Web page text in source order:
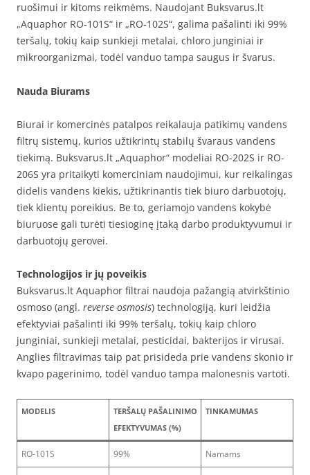
ruošimui ir kitoms reikmėms. Naudojant Buksvarus.lt
„Aquaphor RO-101S“ ir „RO-102S“, galima pašalinti iki 99%
teršalų, tokių kaip sunkieji metalai, chloro junginiai ir
mikroorganizmai, todėl vanduo tampa saugus ir švarus.
Nauda Biurams
Biurai ir komercinės patalpos reikalauja patikimų vandens
filtrų sistemų, kurios užtikrintų stabilų švaraus vandens
tiekimą. Buksvarus.lt „Aquaphor“ modeliai RO-202S ir RO-
206S yra pritaikyti komerciniam naudojimui, kur reikalingas
didelis vandens kiekis, užtikrinantis tiek biuro darbuotojų,
tiek klientų poreikius. Be to, geriamojo vandens kokybė
biuruose gali turėti tiesioginę įtaką darbo produktyvumui ir
darbuotojų gerovei.
Technologijos ir jų poveikis
Buksvarus.lt Aquaphor filtrai naudoja pažangią atvirkštinio
osmoso (angl. reverse osmosis) technologiją, kuri leidžia
efektyviai pašalinti iki 99% teršalų, tokių kaip chloro
junginiai, sunkieji metalai, pesticidai, bakterijos ir virusai.
Anglies filtravimas taip pat prisideda prie vandens skonio ir
kvapo pagerinimo, todėl vanduo tampa malonesnis vartoti.
MODELIS
TERŠALŲ PAŠALINIMO
EFEKTYVUMAS (%)
TINKAMUMAS
RO-101S 99% Namams